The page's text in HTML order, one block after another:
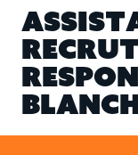
RÉFÉRENCES
CONTACT
ASSIST
RECRUT
RESPON
BLANC